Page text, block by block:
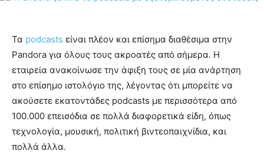
Τα podcasts είναι πλέον και επίσημα διαθέσιμα στην
Pandora για όλους τους ακροατές από σήμερα. Η
εταιρεία ανακοίνωσε την άφιξη τους σε μία ανάρτηση
στο επίσημο ιστολόγιο της, λέγοντας ότι μπορείτε να
ακούσετε εκατοντάδες podcasts με περισσότερα από
100.000 επεισόδια σε πολλά διαφορετικά είδη, όπως
τεχνολογία, μουσική, πολιτική βιντεοπαιχνίδια, και
πολλά άλλα.